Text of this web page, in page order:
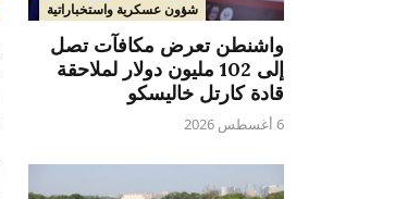
شؤون عسكرية واستخباراتية
واشنطن تعرض مكافآت تصل
إلى 102 مليون دولار لملاحقة
قادة كارتل خاليسكو
6 أغسطس 2026